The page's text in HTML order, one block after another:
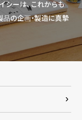
シーは、これからも
の企画・製造に真摯